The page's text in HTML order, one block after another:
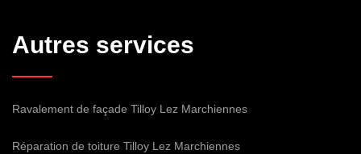
Autres services
Ravalement de façade Tilloy Lez Marchiennes
Réparation de toiture Tilloy Lez Marchiennes